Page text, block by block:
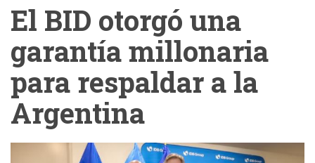
El BID otorgó una
garantía millonaria
para respaldar a la
Argentina